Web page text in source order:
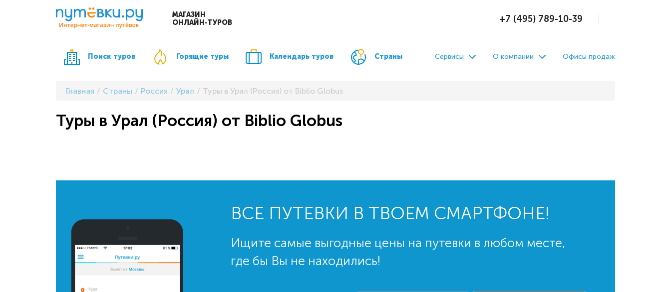
МАГАЗИН
ОНЛАЙН-ТУРОВ
+7 (495) 789-10-39
Поиск туров Горящие туры Календарь туров Страны Сервисы О компании Офисы продаж
Главная Страны Россия Урал Туры в Урал (Россия) от Biblio Globus
Туры в Урал (Россия) от Biblio Globus
ВСЕ ПУТЕВКИ В ТВОЕМ СМАРТФОНЕ!
Ищите самые выгодные цены на путевки в любом месте,
где бы Вы не находились!